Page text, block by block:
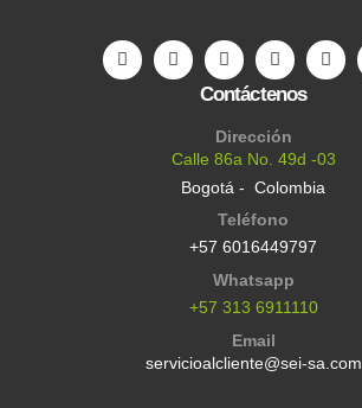
Contáctenos
Dirección
Calle 86a No. 49d -03
Bogotá - Colombia
Teléfono
+57 6016449797
Whatsapp
+57 313 6911110
Email
servicioalcliente@sei-sa.com